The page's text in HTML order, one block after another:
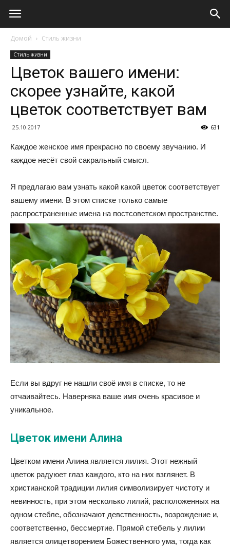
Домой Стиль жизни
Стиль жизни
Цветок вашего имени:
скорее узнайте, какой
цветок соответствует вам
25.10.2017 631
Каждое женское имя прекрасно по своему звучанию. И
каждое несёт свой сакральный смысл.
Я предлагаю вам узнать какой какой цветок соответствует
вашему имени. В этом списке только самые
распространенные имена на постсоветском пространстве.
Если вы вдруг не нашли своё имя в списке, то не
отчаивайтесь. Наверняка ваше имя очень красивое и
уникальное.
Цветок имени Алина
Цветком имени Алина является лилия. Этот нежный
цветок радуюет глаз каждого, кто на них взглянет. В
христианской традиции лилия символизирует чистоту и
невинность, при этом несколько лилий, расположенных на
одном стебле, обозначают девственность, возрождение и,
соответственно, бессмертие. Прямой стебель у лилии
является олицетворением Божественного ума, тогда как